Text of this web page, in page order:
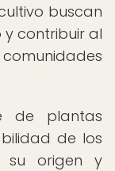
buscan
contribuir al
de plantas
de los
su origen y